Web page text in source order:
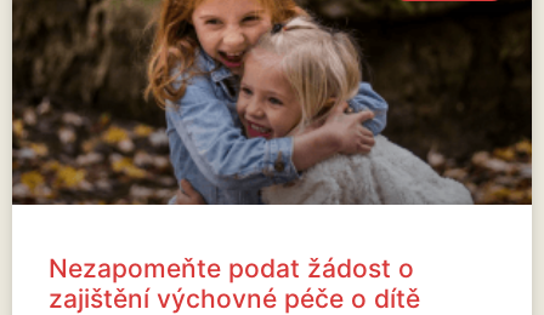
Nezapomeňte podat žádost o
zajištění výchovné péče o dítě